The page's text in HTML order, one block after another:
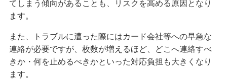
てしまう傾向があることも、リスクを高める原因となり
ます。
また、トラブルに遭った際にはカード会社等への早急な
連絡が必要ですが、枚数が増えるほど、どこへ連絡すべ
きか・何を止めるべきかといった対応負担も大きくなり
ます。